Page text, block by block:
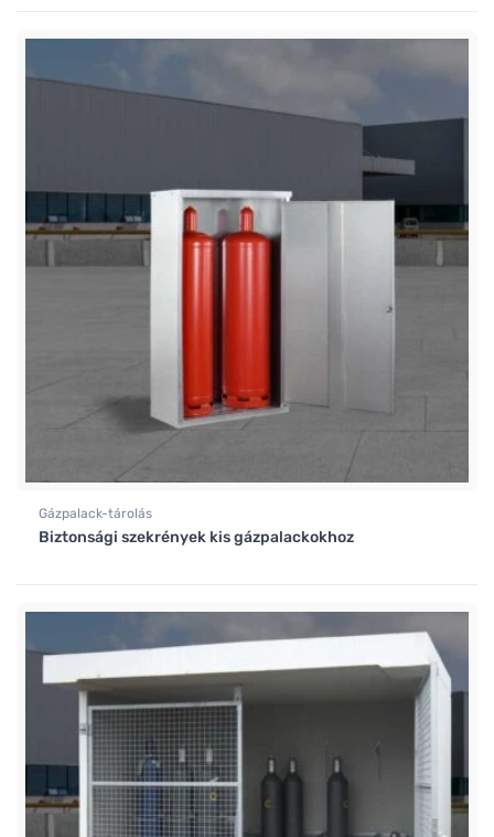
Gázpalack-tárolás
Biztonsági szekrények kis gázpalackokhoz